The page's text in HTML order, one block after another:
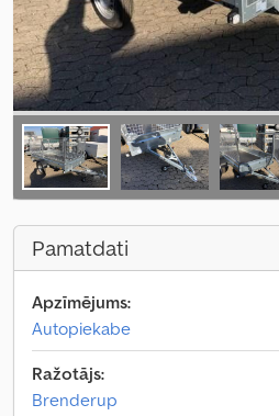
Pamatdati
Apzīmējums:
Autopiekabe
Ražotājs:
Brenderup